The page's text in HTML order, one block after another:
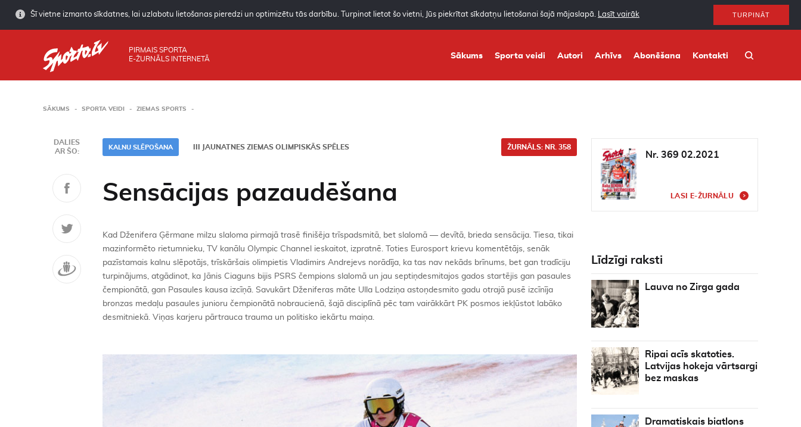
Šī vietne izmanto sīkdatnes, lai uzlabotu lietošanas pieredzi un optimizētu tās darbību. Turpinot lietot šo vietni, Jūs piekrītat sīkdatņu lietošanai šajā mājaslapā. Lasīt vairāk TURPINĀT
PIRMAIS SPORTA
E-ŽURNĀLS INTERNETĀ
Sākums Sporta veidi Autori Arhīvs Abonēšana Kontakti
SĀKUMS SPORTA VEIDI ZIEMAS SPORTS
DALIES
AR ŠO:
KALNU SLĒPOŠANA ŽURNĀLS: NR. 358
III JAUNATNES ZIEMAS OLIMPISKĀS SPĒLES
Sensācijas pazaudēšana
Kad Dženifera Ģērmane milzu slaloma pirmajā trasē finišēja trīspadsmitā, bet slalomā — devītā, brieda sensācija. Tiesa, tikai
mazinformēto rietumnieku, TV kanālu Olympic Channel ieskaitot, izpratnē. Toties Eurosport krievu komentētājs, senāk
pazīstamais kalnu slēpotājs, trīskāršais olimpietis Vladimirs Andrejevs norādīja, ka tas nav nekāds brīnums, bet gan tradīciju
turpinājums, atgādinot, ka Jānis Ciaguns bijis PSRS čempions slalomā un jau septiņdesmitajos gados startējis gan pasaules
čempionātā, gan Pasaules kausa izcīņā. Savukārt Dženiferas māte Ulla Lodziņa astoņdesmito gadu otrajā pusē izcīnīja
bronzas medaļu pasaules junioru čempionātā nobraucienā, šajā disciplīnā pēc tam vairākkārt PK posmos iekļūstot labāko
desmitniekā. Viņas karjeru pārtrauca trauma un politisko iekārtu maiņa.
Nr. 369 02.2021
LASI E-ŽURNĀLU
Līdzīgi raksti
Lauva no Zirga gada
Ripai acīs skatoties.
Latvijas hokeja vārtsargi
bez maskas
Dramatiskais biatlons